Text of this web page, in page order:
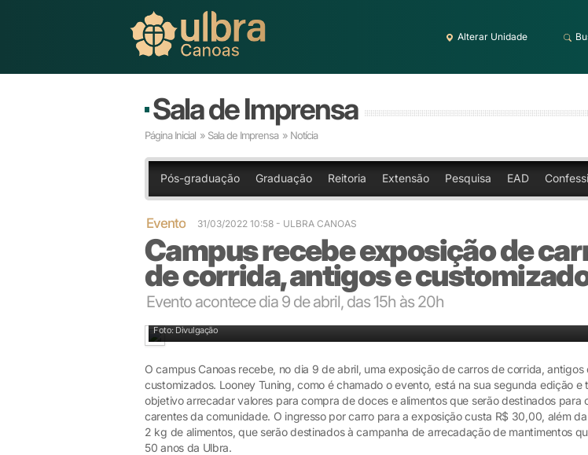
Alterar Unidade
Sala de Imprensa
Página Inicial » Sala de Imprensa » Notícia
Pós-graduação Graduação Reitoria Extensão Pesquisa EAD
Evento 31/03/2022 10:58 - ULBRA CANOAS
Campus recebe exposição de
de corrida, antigos e
Evento acontece dia 9 de abril, das 15h às 20h
Foto: Divulgação
O campus Canoas recebe, no dia 9 de abril, uma exposição de carros de corrida, antigos
customizados. Looney Tuning, como é chamado o evento, está na sua segunda edição e
objetivo arrecadar valores para compra de doces e alimentos que serão destinados para
carentes da comunidade. O ingresso por carro para a exposição custa R$ 30,00, além
2 kg de alimentos, que serão destinados à campanha de arrecadação de mantimentos
50 anos da Ulbra.